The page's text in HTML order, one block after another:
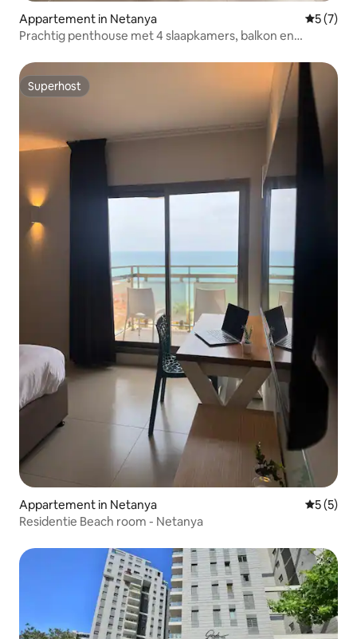
Appartement in Netanya
5 (7)
Prachtig penthouse met 4 slaapkamers, balkon en
Superhost
Superhost
Appartement in Netanya
5 (5)
Residentie Beach room - Netanya